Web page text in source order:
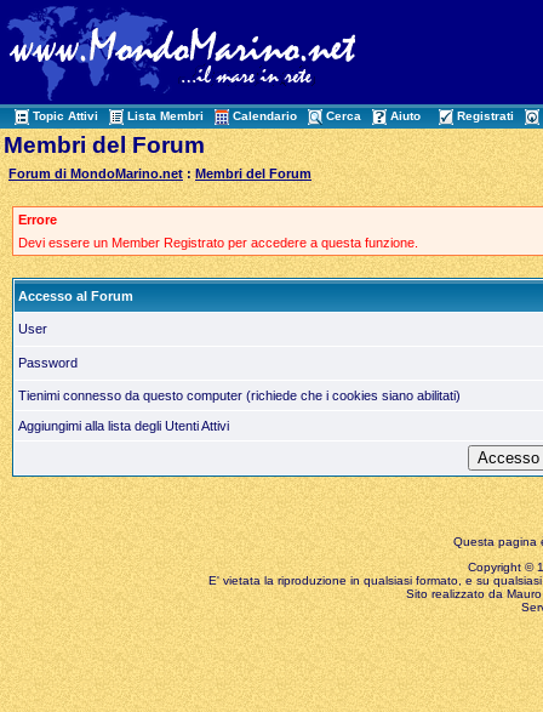
Topic Attivi Lista Membri Calendario Cerca Aiuto Registrati
Membri del Forum
Forum di MondoMarino.net :Membri del Forum
Errore
Devi essere un Member Registrato per accedere a questa funzione.
Accesso al Forum
User
Password
Tienimi connesso da questo computer (richiede che i cookies siano abilitati)
Aggiungimi alla lista degli Utenti Attivi
Questa pagina
Copyright ©
E' vietata la riproduzione in qualsiasi formato, e su
Sito realizzato da